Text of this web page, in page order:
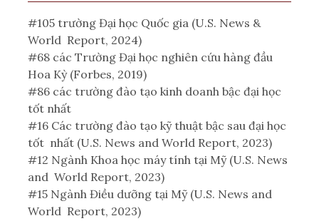
#105 trường Đại học Quốc gia (U.S. News &
World Report, 2024)
#68 các Trường Đại học nghiên cứu hàng đầu
Hoa Kỳ (Forbes, 2019)
#86 các trường đào tạo kinh doanh bậc đại học
tốt nhất
#16 Các trường đào tạo kỹ thuật bậc sau đại học
tốt nhất (U.S. News and World Report, 2023)
#12 Ngành Khoa học máy tính tại Mỹ (U.S. News
and World Report, 2023)
#15 Ngành Điều dưỡng tại Mỹ (U.S. News and
World Report, 2023)